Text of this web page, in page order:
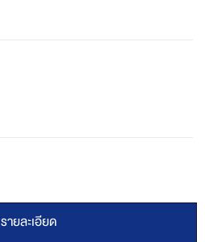
รายละเอียด